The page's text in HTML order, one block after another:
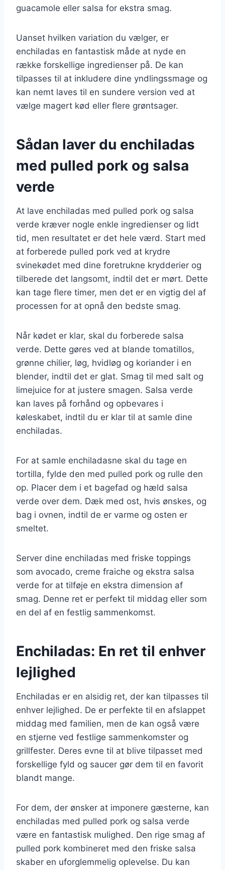
guacamole eller salsa for ekstra smag.
Uanset hvilken variation du vælger, er
enchiladas en fantastisk måde at nyde en
række forskellige ingredienser på. De kan
tilpasses til at inkludere dine yndlingssmage og
kan nemt laves til en sundere version ved at
vælge magert kød eller flere grøntsager.
Sådan laver du enchiladas
med pulled pork og salsa
verde
At lave enchiladas med pulled pork og salsa
verde kræver nogle enkle ingredienser og lidt
tid, men resultatet er det hele værd. Start med
at forberede pulled pork ved at krydre
svinekødet med dine foretrukne krydderier og
tilberede det langsomt, indtil det er mørt. Dette
kan tage flere timer, men det er en vigtig del af
processen for at opnå den bedste smag.
Når kødet er klar, skal du forberede salsa
verde. Dette gøres ved at blande tomatillos,
grønne chilier, løg, hvidløg og koriander i en
blender, indtil det er glat. Smag til med salt og
limejuice for at justere smagen. Salsa verde
kan laves på forhånd og opbevares i
køleskabet, indtil du er klar til at samle dine
enchiladas.
For at samle enchiladasne skal du tage en
tortilla, fylde den med pulled pork og rulle den
op. Placer dem i et bagefad og hæld salsa
verde over dem. Dæk med ost, hvis ønskes, og
bag i ovnen, indtil de er varme og osten er
smeltet.
Server dine enchiladas med friske toppings
som avocado, creme fraiche og ekstra salsa
verde for at tilføje en ekstra dimension af
smag. Denne ret er perfekt til middag eller som
en del af en festlig sammenkomst.
Enchiladas: En ret til enhver
lejlighed
Enchiladas er en alsidig ret, der kan tilpasses til
enhver lejlighed. De er perfekte til en afslappet
middag med familien, men de kan også være
en stjerne ved festlige sammenkomster og
grillfester. Deres evne til at blive tilpasset med
forskellige fyld og saucer gør dem til en favorit
blandt mange.
For dem, der ønsker at imponere gæsterne, kan
enchiladas med pulled pork og salsa verde
være en fantastisk mulighed. Den rige smag af
pulled pork kombineret med den friske salsa
skaber en uforglemmelig oplevelse. Du kan